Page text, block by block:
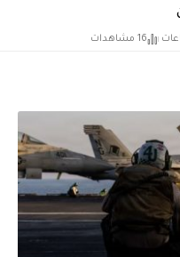
16 مشاهدات